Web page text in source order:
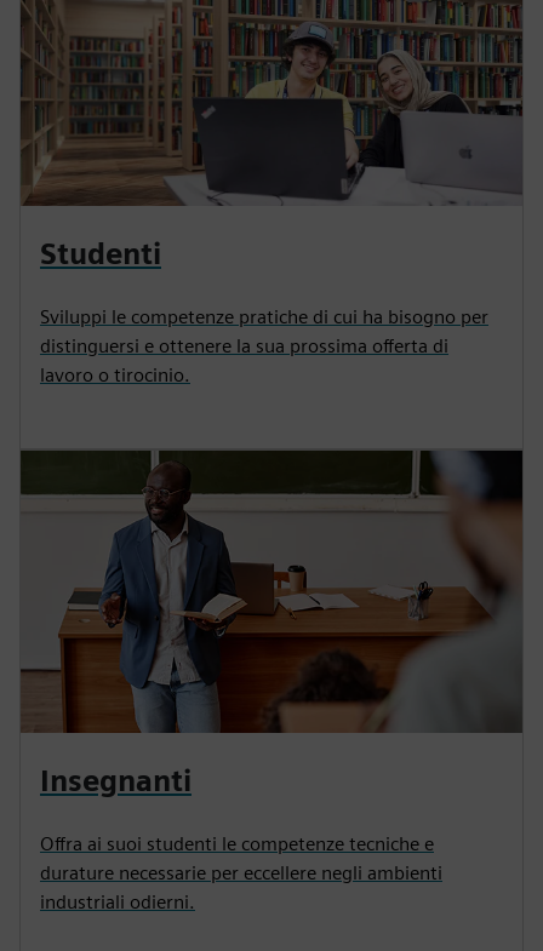
Studenti
Sviluppi le competenze pratiche di cui ha bisogno per
distinguersi e ottenere la sua prossima offerta di
lavoro o tirocinio.
Insegnanti
Offra ai suoi studenti le competenze tecniche e
durature necessarie per eccellere negli ambienti
industriali odierni.